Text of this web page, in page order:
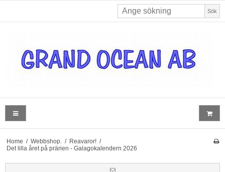
Sök
Home / Webbshop. / Reavaror! /
Det lilla året på prärien - Galagokalendern 2026